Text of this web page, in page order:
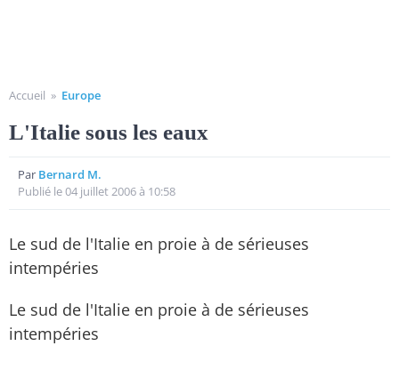
Accueil » Europe
L'Italie sous les eaux
Par Bernard M.
Publié le 04 juillet 2006 à 10:58
Le sud de l'Italie en proie à de sérieuses
intempéries
Le sud de l'Italie en proie à de sérieuses
intempéries